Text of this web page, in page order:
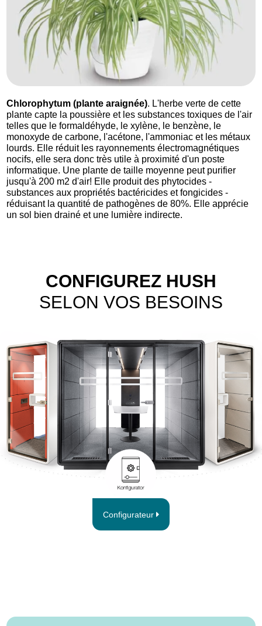
Chlorophytum (plante araignée). L'herbe verte de cette
plante capte la poussière et les substances toxiques de l'air
telles que le formaldéhyde, le xylène, le benzène, le
monoxyde de carbone, l'acétone, l'ammoniac et les métaux
lourds. Elle réduit les rayonnements électromagnétiques
nocifs, elle sera donc très utile à proximité d'un poste
informatique. Une plante de taille moyenne peut purifier
jusqu'à 200 m2 d'air! Elle produit des phytocides -
substances aux propriétés bactéricides et fongicides -
réduisant la quantité de pathogènes de 80%. Elle apprécie
un sol bien drainé et une lumière indirecte.
CONFIGUREZ HUSH
SELON VOS BESOINS
Configurateur